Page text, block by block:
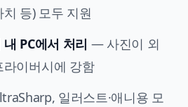
치 등) 모두 지원
PC에서 처리 — 사진이 외
이버시에 강함
일러스트·애니용 모